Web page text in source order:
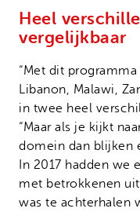
Heel
vergelijkbaar
“Met dit
Libanon, Malawi,
in twee heel
“Maar als je kijkt
domein dan blijken
In 2017 hadden
met betrokkenen
was te achterhalen